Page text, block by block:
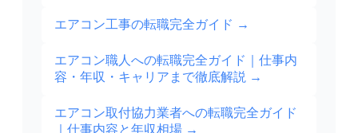
エアコン工事の転職完全ガイド →
エアコン職人への転職完全ガイド｜仕事内
容・年収・キャリアまで徹底解説 →
エアコン取付協力業者への転職完全ガイド
｜仕事内容と年収相場 →